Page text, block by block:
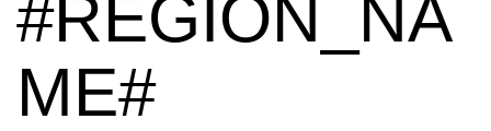
#REGION_NA
ME#